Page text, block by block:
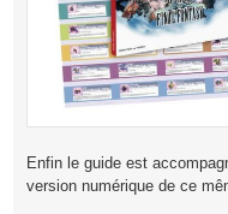
Enfin le guide est
version numérique de ce